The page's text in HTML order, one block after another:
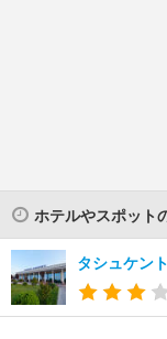
ホテルやスポット
タシュケン